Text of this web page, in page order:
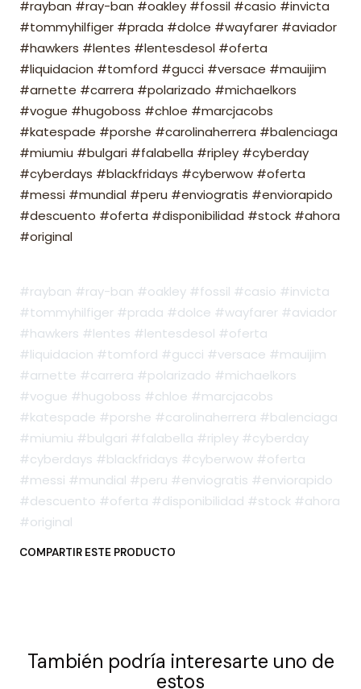
#rayban #ray-ban #oakley #fossil #casio #invicta
#tommyhilfiger #prada #dolce #wayfarer #aviador
#hawkers #lentes #lentesdesol #oferta
#liquidacion #tomford #gucci #versace #mauijim
#arnette #carrera #polarizado #michaelkors
#vogue #hugoboss #chloe #marcjacobs
#katespade #porshe #carolinaherrera #balenciaga
#miumiu #bulgari #falabella #ripley #cyberday
#cyberdays #blackfridays #cyberwow #oferta
#messi #mundial #peru #enviogratis #enviorapido
#descuento #oferta #disponibilidad #stock #ahora
#original
#rayban #ray-ban #oakley #fossil #casio #invicta
#tommyhilfiger #prada #dolce #wayfarer #aviador
#hawkers #lentes #lentesdesol #oferta
#liquidacion #tomford #gucci #versace #mauijim
#arnette #carrera #polarizado #michaelkors
#vogue #hugoboss #chloe #marcjacobs
#katespade #porshe #carolinaherrera #balenciaga
#miumiu #bulgari #falabella #ripley #cyberday
#cyberdays #blackfridays #cyberwow #oferta
#messi #mundial #peru #enviogratis #enviorapido
#descuento #oferta #disponibilidad #stock #ahora
#original
COMPARTIR ESTE PRODUCTO
También podría interesarte uno de
estos